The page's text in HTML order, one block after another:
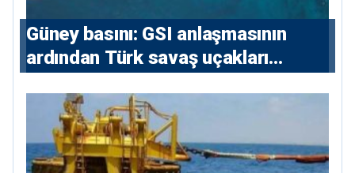
Güney basını: ⁠GSI anlaşmasının
ardından Türk savaş uçakları